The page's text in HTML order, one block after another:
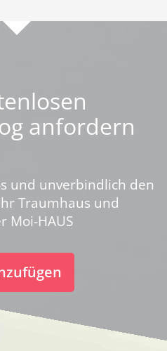
anfordern
und unverbindlich den
Traumhaus und
Moi-HAUS